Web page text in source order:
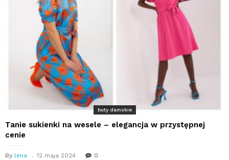
buty damskie
Tanie sukienki na wesele – elegancja w przystępnej
cenie
By lena 12 maja 2024 0